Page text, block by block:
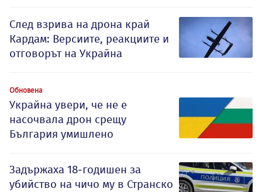
След взрива на дрона край
Кардам: Версиите, реакциите и
отговорът на Украйна
Обновена
Украйна увери, че не е
насочвала дрон срещу
България умишлено
Задържаха 18-годишен за
убийство на чичо му в Странско